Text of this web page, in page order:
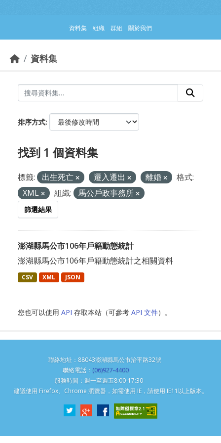
資料集 組織 群組 關於我們
資料集
排序方式
找到 1 個資料集
標籤: 出生死亡 遷入遷出 離婚
格式:
XML
組織: 馬公戶政事務所
篩選結果
澎湖縣馬公市106年戶籍動態統計
澎湖縣馬公市106年戶籍動態統計之相關資料
CSV XML JSON
您也可以使用 API 存取本站（可參考 API 文件）。
聯絡地址：88043澎湖縣馬公市治平路32號
聯絡電話： (06)927-4400
服務時間：週一至週五8:00-17:30
建議使用 Firefox、Chrome 瀏覽器，如需使用 IE，請使用 IE11以上版本。